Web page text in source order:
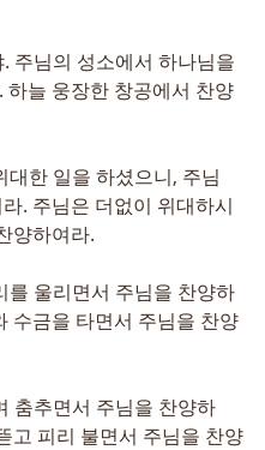
주님의 성소에서 하나님을
하늘 웅장한 창공에서 찬양
대한 일을 하셨으니, 주님
. 주님은 더없이 위대하시
양하여라.
를 울리면서 주님을 찬양하
수금을 타면서 주님을 찬양
춤추면서 주님을 찬양하
고 피리 불면서 주님을 찬양